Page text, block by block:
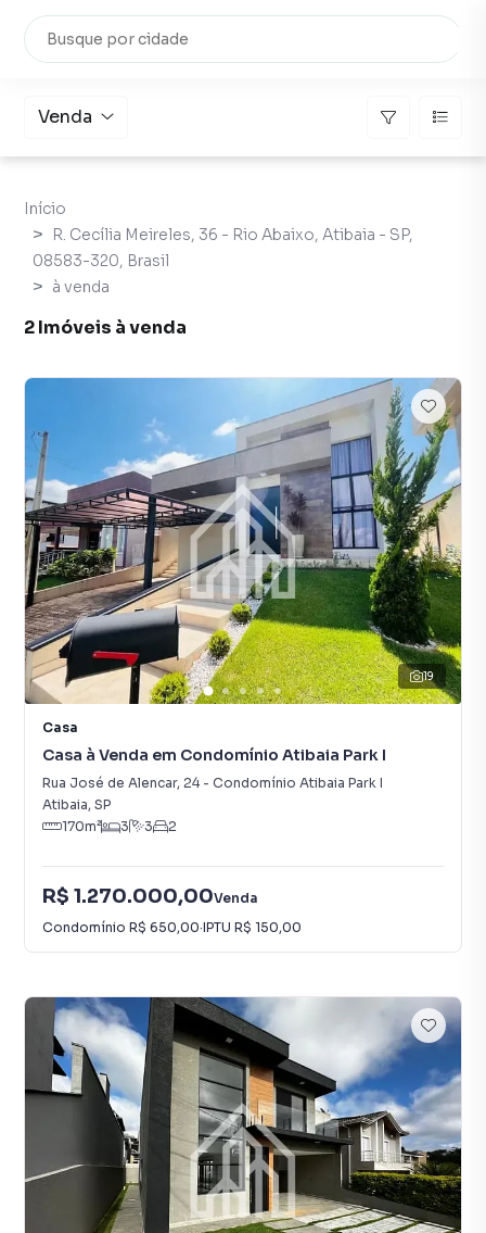
Venda
Início
R. Cecília Meireles, 36 - Rio Abaixo, Atibaia - SP,
08583-320, Brasil
à venda
2 Imóveis à venda
19
Casa
Casa à Venda em Condomínio Atibaia Park I
Rua José de Alencar, 24- Condomínio Atibaia Park I
Atibaia, SP
170m² 3 3 2
R$ 1.270.000,00Venda
Condomínio R$ 650,00·IPTU R$ 150,00